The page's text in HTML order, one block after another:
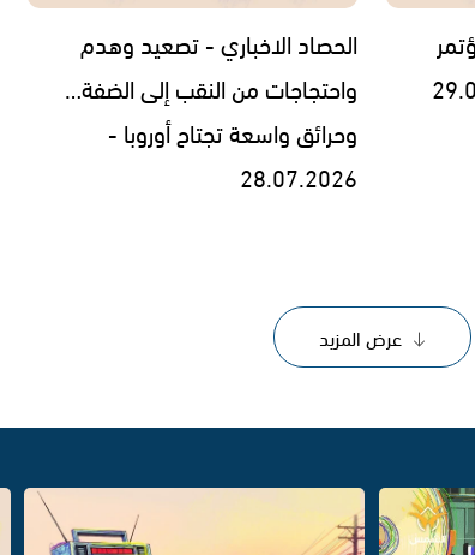
الحصاد الاخباري - تصعيد وهدم
واحتجاجات من النقب إلى الضفة…
وحرائق واسعة تجتاح أوروبا -
28.07.2026
عرض المزيد